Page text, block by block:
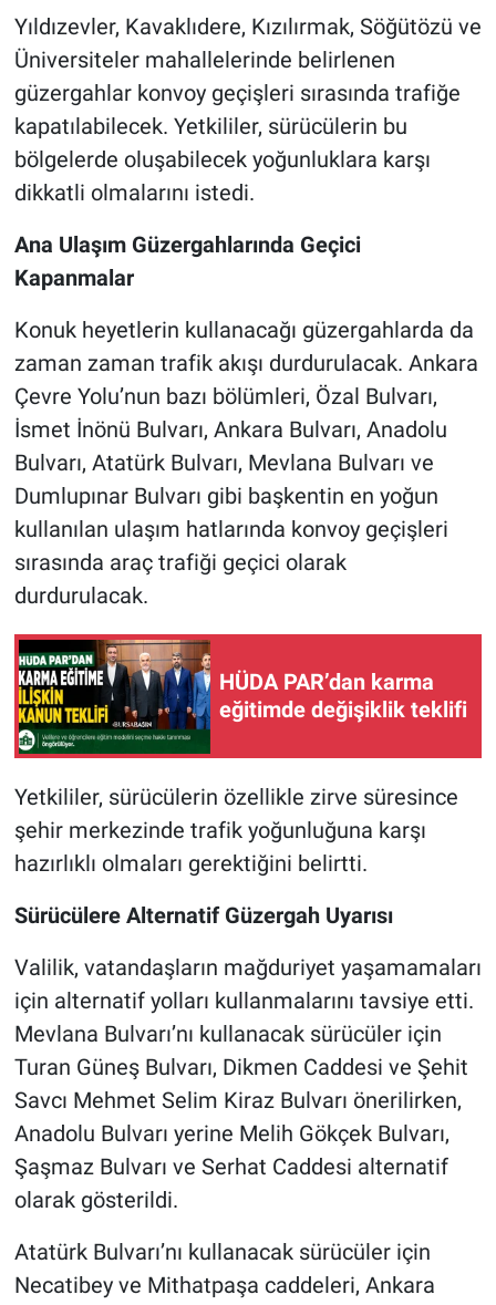
Yıldızevler, Kavaklıdere, Kızılırmak, Söğütözü ve
Üniversiteler mahallelerinde belirlenen
güzergahlar konvoy geçişleri sırasında trafiğe
kapatılabilecek. Yetkililer, sürücülerin bu
bölgelerde oluşabilecek yoğunluklara karşı
dikkatli olmalarını istedi.
Ana Ulaşım Güzergahlarında Geçici
Kapanmalar
Konuk heyetlerin kullanacağı güzergahlarda da
zaman zaman trafik akışı durdurulacak. Ankara
Çevre Yolu’nun bazı bölümleri, Özal Bulvarı,
İsmet İnönü Bulvarı, Ankara Bulvarı, Anadolu
Bulvarı, Atatürk Bulvarı, Mevlana Bulvarı ve
Dumlupınar Bulvarı gibi başkentin en yoğun
kullanılan ulaşım hatlarında konvoy geçişleri
sırasında araç trafiği geçici olarak
durdurulacak.
HÜDA PAR’dan karma
eğitimde değişiklik teklifi
Yetkililer, sürücülerin özellikle zirve süresince
şehir merkezinde trafik yoğunluğuna karşı
hazırlıklı olmaları gerektiğini belirtti.
Sürücülere Alternatif Güzergah Uyarısı
Valilik, vatandaşların mağduriyet yaşamamaları
için alternatif yolları kullanmalarını tavsiye etti.
Mevlana Bulvarı’nı kullanacak sürücüler için
Turan Güneş Bulvarı, Dikmen Caddesi ve Şehit
Savcı Mehmet Selim Kiraz Bulvarı önerilirken,
Anadolu Bulvarı yerine Melih Gökçek Bulvarı,
Şaşmaz Bulvarı ve Serhat Caddesi alternatif
olarak gösterildi.
Atatürk Bulvarı’nı kullanacak sürücüler için
Necatibey ve Mithatpaşa caddeleri, Ankara